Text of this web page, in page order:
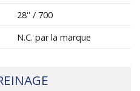
28'' / 700
N.C. par la marque